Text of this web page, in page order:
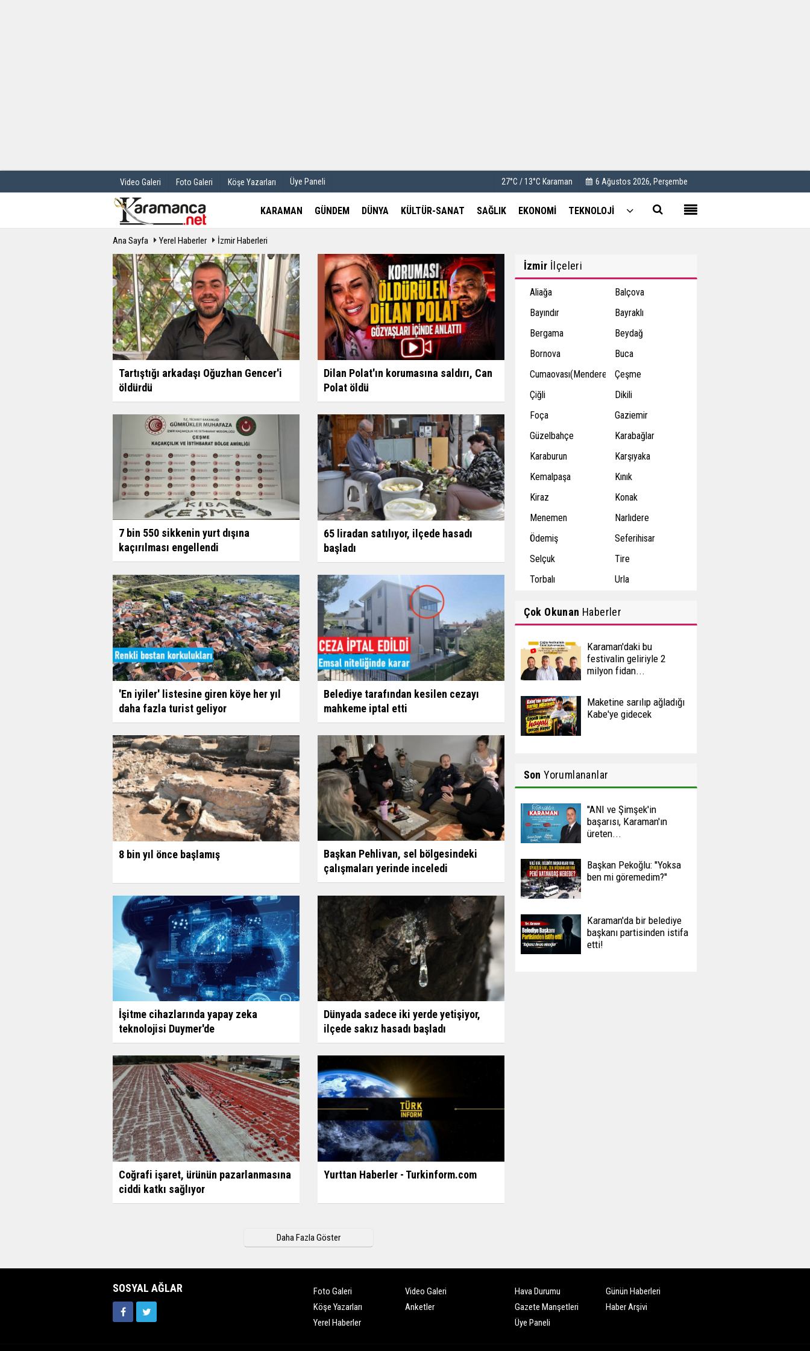
Video Galeri Foto Galeri Köşe Yazarları Üye Paneli 27°C / 13°C Karaman 6 Ağustos 2026, Perşembe
KARAMAN GÜNDEM DÜNYA KÜLTÜR-SANAT SAĞLIK EKONOMİ TEKNOLOJİ
Ana Sayfa Yerel Haberler İzmir Haberleri
Tartıştığı arkadaşı Oğuzhan Gencer'i
öldürdü
Dilan Polat'ın korumasına saldırı, Can
Polat öldü
7 bin 550 sikkenin yurt dışına
kaçırılması engellendi
65 liradan satılıyor, ilçede hasadı
başladı
'En iyiler' listesine giren köye her yıl
daha fazla turist geliyor
Belediye tarafından kesilen cezayı
mahkeme iptal etti
8 bin yıl önce başlamış
Başkan Pehlivan, sel bölgesindeki
çalışmaları yerinde inceledi
İşitme cihazlarında yapay zeka
teknolojisi Duymer'de
Dünyada sadece iki yerde yetişiyor,
ilçede sakız hasadı başladı
Coğrafi işaret, ürünün pazarlanmasına
ciddi katkı sağlıyor
Yurttan Haberler - Turkinform.com
Daha Fazla Göster
İzmir İlçeleri
Aliağa
Balçova
Bayındır
Bayraklı
Bergama
Beydağ
Bornova
Buca
Cumaovası(Menderes) Çeşme
Çiğli
Dikili
Foça
Gaziemir
Güzelbahçe
Karabağlar
Karaburun
Karşıyaka
Kemalpaşa
Kınık
Kiraz
Konak
Menemen
Narlıdere
Ödemiş
Seferihisar
Selçuk
Tire
Torbalı
Urla
Çok Okunan Haberler
Karaman'daki bu
festivalin geliriyle 2
milyon fidan...
Maketine sarılıp ağladığı
Kabe'ye gidecek
Son Yorumlananlar
''ANI ve Şimşek'in
başarısı, Karaman'ın
üreten...
Başkan Pekoğlu: ''Yoksa
ben mi göremedim?''
Karaman'da bir belediye
başkanı partisinden istifa
etti!
SOSYAL AĞLAR Foto Galeri
Video Galeri
Köşe Yazarları
Anketler
Yerel Haberler
Hava Durumu
Günün Haberleri
Gazete Manşetleri
Haber Arşivi
Üye Paneli